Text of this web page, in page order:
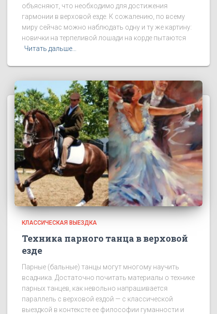
объясняют, что необходимо для достижения
гармонии в верховой езде. К сожалению, по всему
миру сейчас можно наблюдать одну и ту же картину:
новички на терпеливой лошади на корде пытаются
Читать дальше…
КЛАССИЧЕСКАЯ ВЫЕЗДКА
Техника парного танца в верховой
езде
Парные (бальные) танцы могут многому научить
всадника. Достаточно почитать материалы о технике
парных танцев, как невольно напрашивается
параллель с верховой ездой — с классической
выездкой в контексте ее философии гуманности и